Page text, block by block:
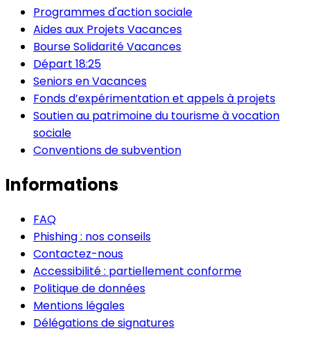
Programmes d'action sociale
Aides aux Projets Vacances
Bourse Solidarité Vacances
Départ 18:25
Seniors en Vacances
Fonds d’expérimentation et appels à projets
Soutien au patrimoine du tourisme à vocation
sociale
Conventions de subvention
Informations
FAQ
Phishing : nos conseils
Contactez-nous
Accessibilité : partiellement conforme
Politique de données
Mentions légales
Délégations de signatures